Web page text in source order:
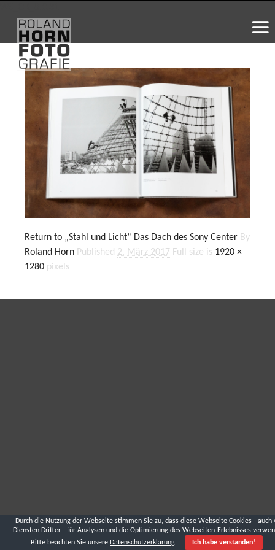
Return to „Stahl und Licht“ Das Dach des Sony Center By
Roland Horn Published 2. März 2017 Full size is 1920 ×
1280 pixels
Durch die Nutzung der Webseite stimmen Sie zu, dass diese Webseite Cookies - auch
Diensten Dritter - für Analysen und die Optimierung des Webseiten-Erlebnisses
Bitte beachten Sie unsere Datenschutzerklärung. Ich habe verstanden!